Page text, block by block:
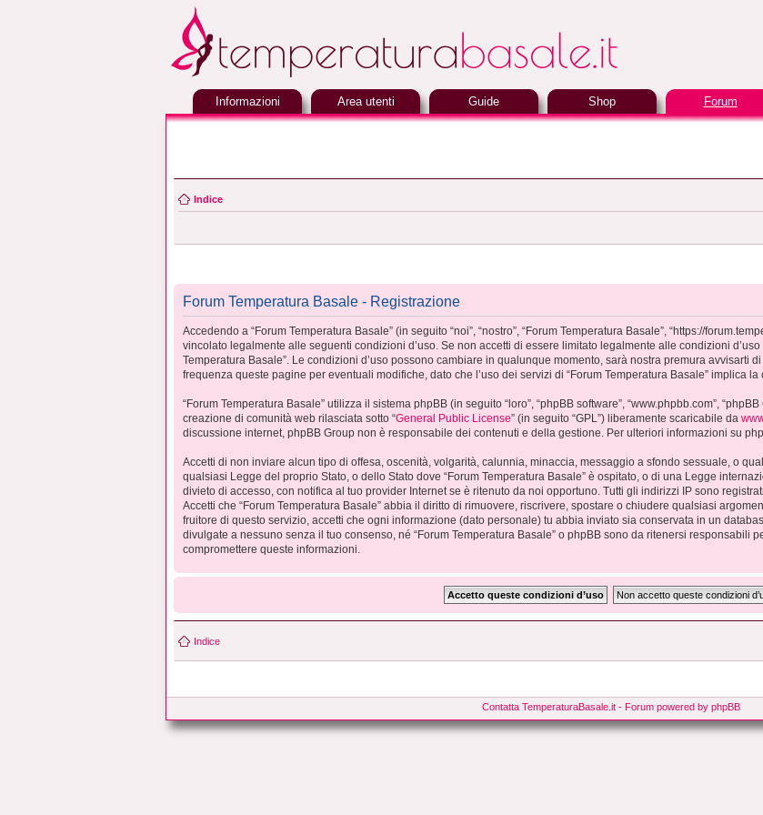
Informazioni Area utenti Guide Shop Forum
Indice
Forum Temperatura Basale - Registrazione
Accedendo a “Forum Temperatura Basale” (in seguito “noi”, “nostro”, “Forum Temperatura Basale”, “https://
vincolato legalmente alle seguenti condizioni d’uso. Se non accetti di essere limitato legalmente alle condizioni
Temperatura Basale”. Le condizioni d’uso possono cambiare in qualunque momento, sarà nostra premura avvisarti
frequenza queste pagine per eventuali modifiche, dato che l’uso dei servizi di “Forum Temperatura Basale” implica
“Forum Temperatura Basale” utilizza il sistema phpBB (in seguito “loro”, “phpBB software”, “www.phpbb.com”,
creazione di comunità web rilasciata sotto “General Public License” (in seguito “GPL”) liberamente scaricabile da
discussione internet, phpBB Group non è responsabile dei contenuti e della gestione. Per ulteriori informazioni su
Accetti di non inviare alcun tipo di offesa, oscenità, volgarità, calunnia, minaccia, messaggio a sfondo sessuale, o
qualsiasi Legge del proprio Stato, o dello Stato dove “Forum Temperatura Basale” è ospitato, o di una Legge
divieto di accesso, con notifica al tuo provider Internet se è ritenuto da noi opportuno. Tutti gli indirizzi IP sono
Accetti che “Forum Temperatura Basale” abbia il diritto di rimuovere, riscrivere, spostare o chiudere qualsiasi
fruitore di questo servizio, accetti che ogni informazione (dato personale) tu abbia inviato sia conservata in un
divulgate a nessuno senza il tuo consenso, né “Forum Temperatura Basale” o phpBB sono da ritenersi responsabili
compromettere queste informazioni.
Indice
Contatta TemperaturaBasale.it - Forum powered by phpBB